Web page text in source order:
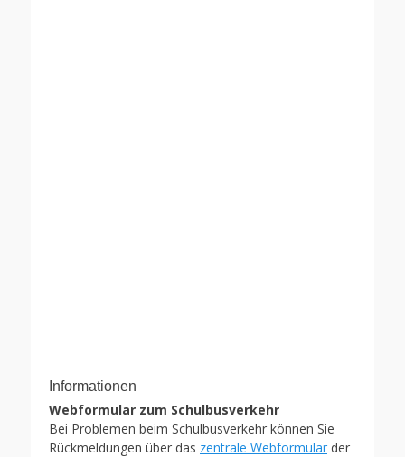
Informationen
Webformular zum Schulbusverkehr
Bei Problemen beim Schulbusverkehr können Sie
Rückmeldungen über das zentrale Webformular der